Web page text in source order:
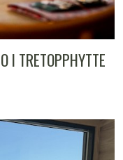
I TRETOPPHYTTE